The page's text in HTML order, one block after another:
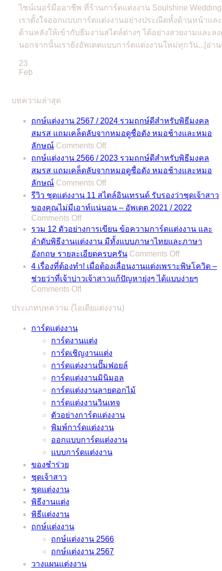
ไซน์เนอร์มืออาชีพ ที่ร้านการ์ดแต่งงาน Soulshine Wedding
เราตั้งใจออกแบบการ์ดแต่งงานอย่างประณีตทั้งด้านหน้าและ
ด้านหลังให้เข้ากับธีมงานสไตล์ต่างๆ ได้อย่างสวยงามและล
นอกจากนั้นเรายังอัพเดตแบบการ์ดแต่งงานใหม่ทุกวัน...[อ่า
23
Feb
บทความล่าสุด
ฤกษ์แต่งงาน 2567 / 2024 รวมฤกษ์ดีสำหรับพิธีมงคล
สมรส แถมเคล็ดลับจากหมอดูชื่อดัง หมอช้างและหมอ
ลักษณ์ Comments Offon
ฤกษ์
แต่งงาน
2567
2024
รวม
ดี
สำหรับ
พิธี
มงคล
สมรส
เคล็ด
ชื่อ
ดัง
หมอ
ช้าง
และ
หมอ
ลักษณ์
ฤกษ์แต่งงาน 2566 / 2023 รวมฤกษ์ดีสำหรับพิธีมงคล
สมรส แถมเคล็ดลับจากหมอดูชื่อดัง หมอช้างและหมอ
ลักษณ์ Comments Offon
ฤกษ์
แต่งงาน
2566
/
2023
รวม
ฤกษ์
ดี
สำหรับ
มงคล
ลับ
จาก
หมอดู
ชื่อ
ดัง
หมอ
ช้าง
และ
หมอ
รีวิว ชุดแต่งงาน 11 สไตล์อินเทรนด์ รับรองว่าชุดเจ้าสาว
ของคุณไม่มีเอาท์แน่นอน – อัพเดต 2021 / 2022
Comments Offon
รีวิว
ชุด
แต่งงาน
11
สไตล์
อิน
รนด์
ไม่
มี
เอา
รวม 12 ตัวอย่างการเขียน ข้อความการ์ดแต่งงาน และ
ลำดับพิธีงานแต่งงาน มีทั้งแบบภาษาไทยและภาษา
อังกฤษ รายละเอียดครบครัน Comments Offon
รวม
12
ตัวอย่าง
4 เรื่องที่ต้องทำ! เมื่อต้องเลื่อนงานแต่งเพราะพิษโควิด –
ช่วยว่าที่เจ้าบ่าวเจ้าสาวแก้ปัญหายุ่งๆ ได้แบบง่ายๆ
Comments Offon
เรื่อง
ทำ!
เมื่อ
ต้อง
เลื่อน
งาน
แต่ง
เพราะ
พิษ
โค
วิด
สาว
แก้
ปัญหา
ประเภทบทความ (ไอเดียแต่งงาน)
การ์ดแต่งงาน
การ์ดงานแต่ง
การ์ดเชิญงานแต่ง
การ์ดแต่งงานปั๊มฟอยล์
การ์ดแต่งงานมินิมอล
การ์ดแต่งงานลายดอกไม้
การ์ดแต่งงานวินเทจ
ตัวอย่างการ์ดแต่งงาน
พิมพ์การ์ดแต่งงาน
ออกแบบการ์ดแต่งงาน
แบบการ์ดแต่งงาน
ของชำร่วย
ชุดเจ้าสาว
ชุดแต่งงาน
พิธีงานแต่ง
พิธีแต่งงาน
ฤกษ์แต่งงาน
ฤกษ์แต่งงาน 2566
ฤกษ์แต่งงาน 2567
วางแผนแต่งงาน